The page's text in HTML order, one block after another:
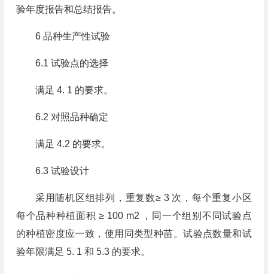
验年度报告和总结报告。
6 品种生产性试验
6.1 试验点的选择
满足 4. 1 的要求。
6.2 对照品种确定
满足 4.2 的要求。
6.3 试验设计
采用随机区组排列，重复数≥ 3 次，每个重复小区
每个品种种植面积 ≥ 100 m2 ，同一个组别不同试验点
的种植密度应一致，使用同类型种苗。试验点数量和试
验年限满足 5. 1 和 5.3 的要求。